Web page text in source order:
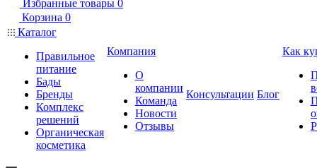
Избранные товары 0
Корзина 0
Каталог
Правильное
питание
Бады
Бренды
Комплекс
решений
Органическая
косметика
Компания
О
компании
Команда
Новости
Отзывы
Консультации Блог
Как